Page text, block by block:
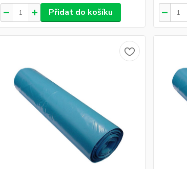
Přidat do košíku